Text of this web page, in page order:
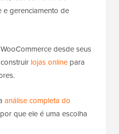
e gerenciamento de
desde seus
lojas online para
análise completa do
que ele é uma escolha